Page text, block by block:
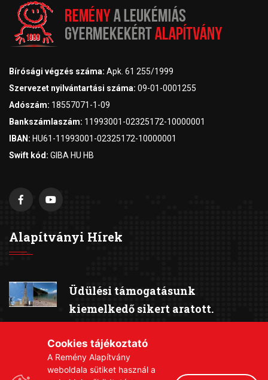
Bírósági végzés száma: Apk. 61 255/1999
Szervezet nyilvántartási száma: 09-01-0001255
Adószám: 18557071-1-09
Bankszámlaszám: 11993001-02325172-10000001
IBAN: HU61-11993001-02325172-10000001
Swift kód: GIBA HU HB
Alapítványi Hírek
Üdülési támogatásunk
kiemelkedő sikert aratott.
3 073 948 forint célzott támogatás
érkezett 31 beteg gyermek részére
Cookies tájékoztató
A Remény Alapítvány
weboldala sütiket használ a